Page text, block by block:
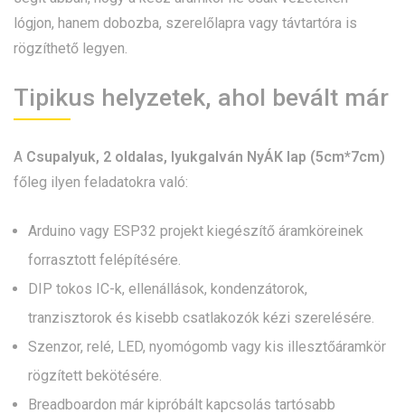
lógjon, hanem dobozba, szerelőlapra vagy távtartóra is
rögzíthető legyen.
Tipikus helyzetek, ahol bevált már
A Csupalyuk, 2 oldalas, lyukgalván NyÁK lap (5cm*7cm)
főleg ilyen feladatokra való:
Arduino vagy ESP32 projekt kiegészítő áramköreinek
forrasztott felépítésére.
DIP tokos IC-k, ellenállások, kondenzátorok,
tranzisztorok és kisebb csatlakozók kézi szerelésére.
Szenzor, relé, LED, nyomógomb vagy kis illesztőáramkör
rögzített bekötésére.
Breadboardon már kipróbált kapcsolás tartósabb